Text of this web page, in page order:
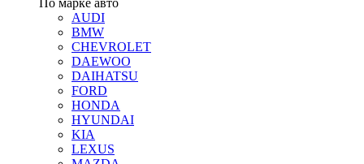
По марке авто
AUDI
BMW
CHEVROLET
DAEWOO
DAIHATSU
FORD
HONDA
HYUNDAI
KIA
LEXUS